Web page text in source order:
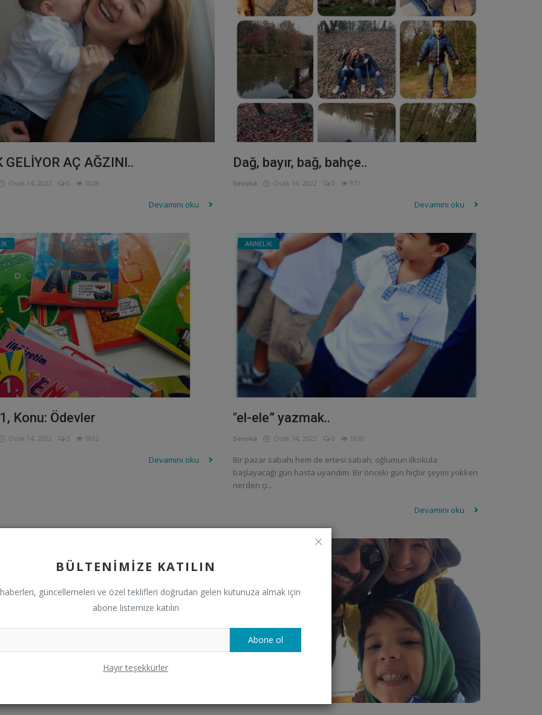
BÜLTENIMIZE KATILIN
güncellemeleri ve özel teklifleri doğrudan gelen kutunuza almak için
abone listemize katılın
Abone ol
Hayır teşekkürler
GELİYOR AÇ AĞZINI..
Ocak 14, 2022 0 1028
Devamını oku
Dağ, bayır, bağ, bahçe..
Sevoka Ocak 14, 2022 0 971
Devamını oku
Konu: Ödevler
Ocak 14, 2022 0 1012
Devamını oku
ANNELİK
"el-ele” yazmak..
Sevoka Ocak 14, 2022 0 1030
Bir pazar sabahı hem de ertesi sabah, oğlumun ilkokula
başlayacağı gün hasta uyandım. Bir önceki gün hiçbir şeyim yokken
nerden çı...
Devamını oku